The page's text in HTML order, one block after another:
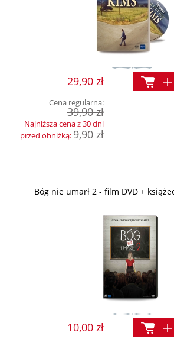
29,90 zł
Cena regularna:
39,90 zł
Najniższa cena z 30 dni
przed obniżką:9,90 zł
Bóg nie umarł 2 - film DVD +
10,00 zł